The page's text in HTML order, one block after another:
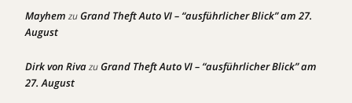
Mayhem zuGrand Theft Auto VI – “ausführlicher Blick” am 27.
August
Dirk von RivazuGrand Theft Auto VI – “ausführlicher Blick” am
27. August